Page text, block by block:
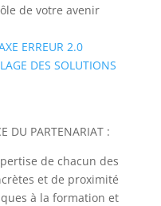
de votre avenir
ERREUR 2.0
DES SOLUTIONS
DU PARTENARIAT :
de chacun des
et de proximité
à la formation et